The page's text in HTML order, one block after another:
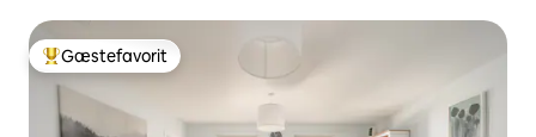
Bedste gæstefavorit
Gæstefavorit